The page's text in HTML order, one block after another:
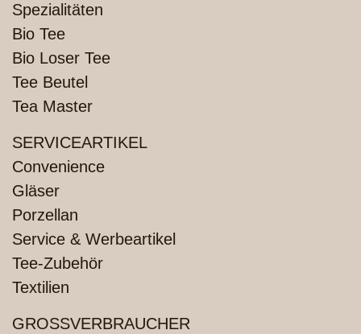
Spezialitäten
Bio Tee
Bio Loser Tee
Tee Beutel
Tea Master
SERVICEARTIKEL
Convenience
Gläser
Porzellan
Service & Werbeartikel
Tee-Zubehör
Textilien
GROSSVERBRAUCHER